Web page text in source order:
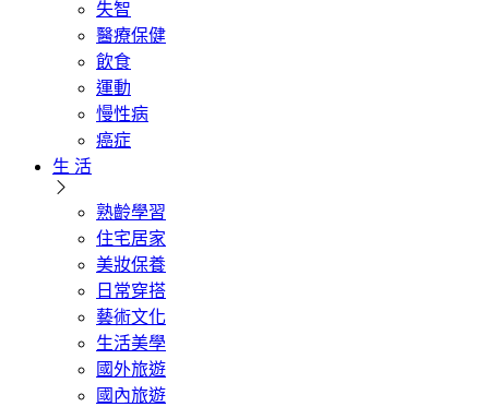
失智
醫療保健
飲食
運動
慢性病
癌症
生 活
熟齡學習
住宅居家
美妝保養
日常穿搭
藝術文化
生活美學
國外旅遊
國內旅遊